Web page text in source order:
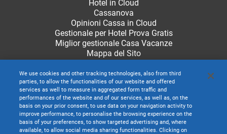
Hotel in Cloud
Cassanova
Opinioni Cassa in Cloud
Gestionale per Hotel Prova Gratis
Miglior gestionale Casa Vacanze
Mappa del Sito
We use cookies and other tracking technologies, also from third
parties, to allow the functionalities of our website and offered
services as well to measure in aggregated form traffic and
performances of the website and of our services, as well as, on the
basis on your prior consent, to use data on your navigation activity to
improve performance, to personalise the browsing experience on the
basis of your preferences, to show targeted advertising and, where
available, to allow social media sharing functionalities. Clicking on